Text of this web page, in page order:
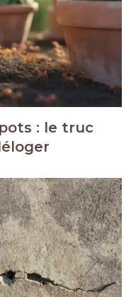
: le truc